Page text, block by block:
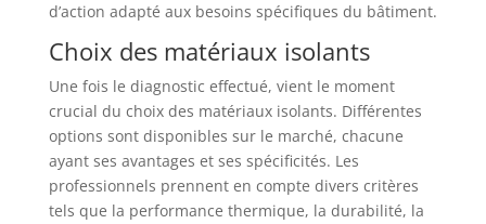
d’action adapté aux besoins spécifiques du bâtiment.
Choix des matériaux isolants
Une fois le diagnostic effectué, vient le moment
crucial du choix des matériaux isolants. Différentes
options sont disponibles sur le marché, chacune
ayant ses avantages et ses spécificités. Les
professionnels prennent en compte divers critères
tels que la performance thermique, la durabilité, la